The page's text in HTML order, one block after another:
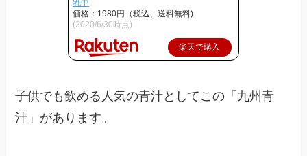
乳中
価格：1980円（税込、送料無料)
(2020/6/30時点)
楽天で購入
子供でも飲める人気の青汁としてこの「九州青
汁」があります。